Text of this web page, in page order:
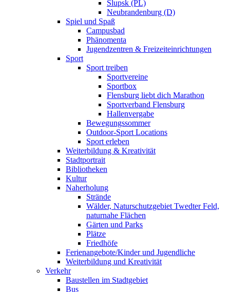
Slupsk (PL)
Neubrandenburg (D)
Spiel und Spaß
Campusbad
Phänomenta
Jugendzentren & Freizeiteinrichtungen
Sport
Sport treiben
Sportvereine
Sportbox
Flensburg liebt dich Marathon
Sportverband Flensburg
Hallenvergabe
Bewegungssommer
Outdoor-Sport Locations
Sport erleben
Weiterbildung & Kreativität
Stadtportrait
Bibliotheken
Kultur
Naherholung
Strände
Wälder, Naturschutzgebiet Twedter Feld,
naturnahe Flächen
Gärten und Parks
Plätze
Friedhöfe
Ferienangebote/Kinder und Jugendliche
Weiterbildung und Kreativität
Verkehr
Baustellen im Stadtgebiet
Bus